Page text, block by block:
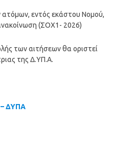
εντός εκάστου Νομού,
(ΣΟΧ1- 2026)
των αιτήσεων θα οριστεί
της Δ.ΥΠ.Α.
ΔΥΠΑ